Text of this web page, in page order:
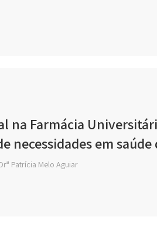
na Farmácia
necessidades em
Patrícia Melo Aguiar